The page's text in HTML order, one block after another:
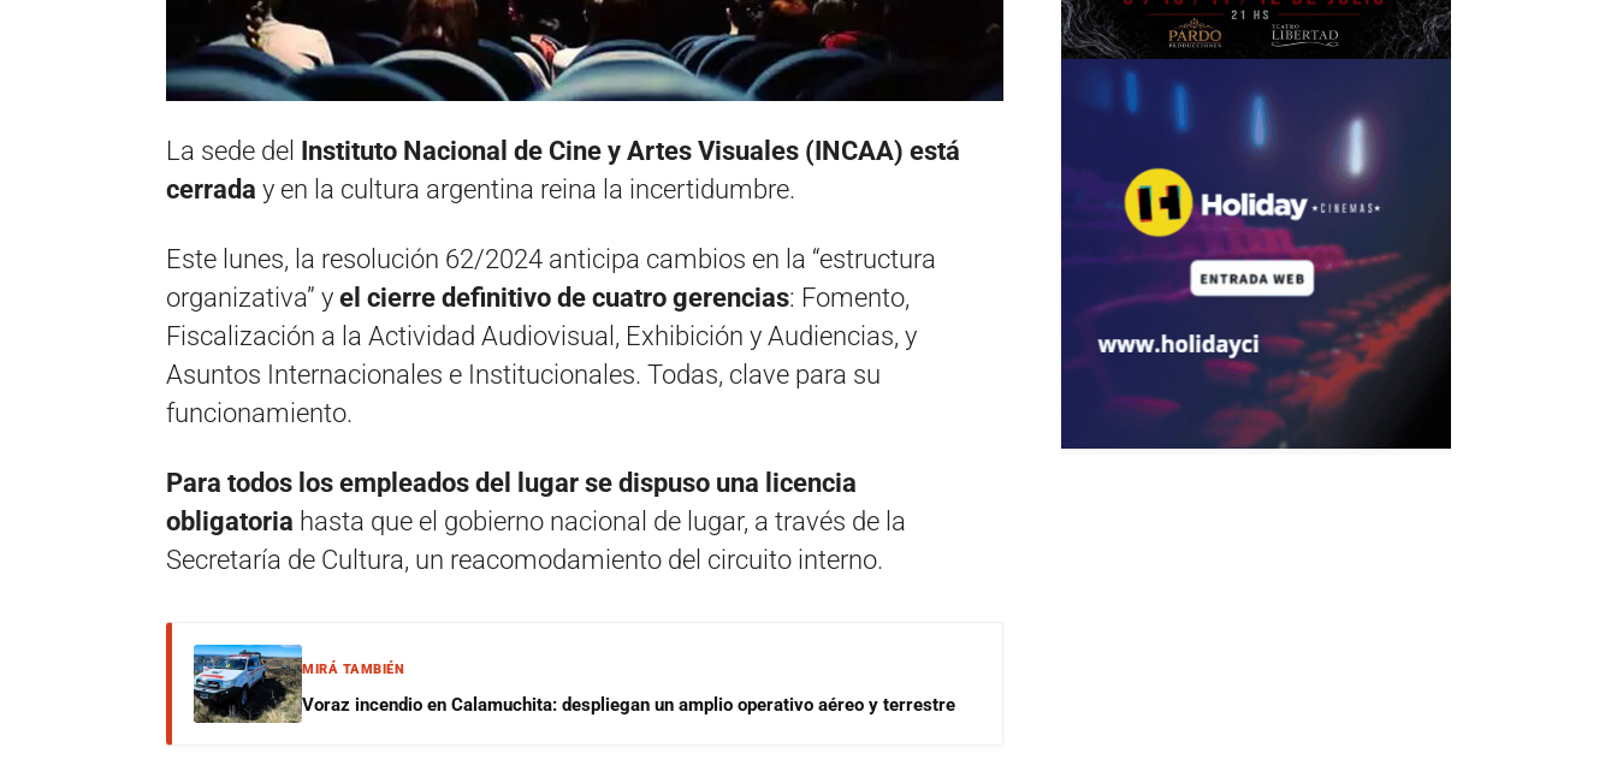
La sede del Instituto Nacional de Cine y Artes Visuales (INCAA) está
cerrada y en la cultura argentina reina la incertidumbre.
Este lunes, la resolución 62/2024 anticipa cambios en la “estructura
organizativa” y el cierre definitivo de cuatro gerencias: Fomento,
Fiscalización a la Actividad Audiovisual, Exhibición y Audiencias, y
Asuntos Internacionales e Institucionales. Todas, clave para su
funcionamiento.
Para todos los empleados del lugar se dispuso una licencia
obligatoria hasta que el gobierno nacional de lugar, a través de la
Secretaría de Cultura, un reacomodamiento del circuito interno.
MIRÁ TAMBIÉN
Voraz incendio en Calamuchita: despliegan un amplio operativo aéreo y terrestre